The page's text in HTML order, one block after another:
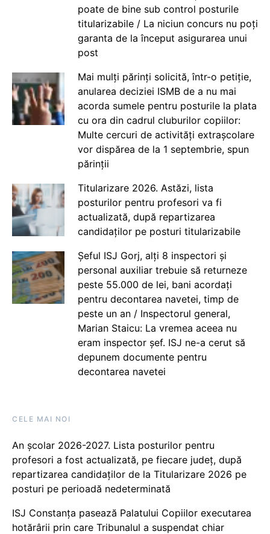
poate de bine sub control posturile
titularizabile / La niciun concurs nu poți
garanta de la început asigurarea unui
post
Mai mulți părinți solicită, într-o petiție,
anularea deciziei ISMB de a nu mai
acorda sumele pentru posturile la plata
cu ora din cadrul cluburilor copiilor:
Multe cercuri de activități extrașcolare
vor dispărea de la 1 septembrie, spun
părinții
Titularizare 2026. Astăzi, lista
posturilor pentru profesori va fi
actualizată, după repartizarea
candidaților pe posturi titularizabile
Șeful ISJ Gorj, alți 8 inspectori și
personal auxiliar trebuie să returneze
peste 55.000 de lei, bani acordați
pentru decontarea navetei, timp de
peste un an / Inspectorul general,
Marian Staicu: La vremea aceea nu
eram inspector șef. ISJ ne-a cerut să
depunem documente pentru
decontarea navetei
CELE MAI NOI
An școlar 2026-2027. Lista posturilor pentru
profesori a fost actualizată, pe fiecare județ, după
repartizarea candidaților de la Titularizare 2026 pe
posturi pe perioadă nedeterminată
ISJ Constanța pasează Palatului Copiilor executarea
hotărârii prin care Tribunalul a suspendat chiar